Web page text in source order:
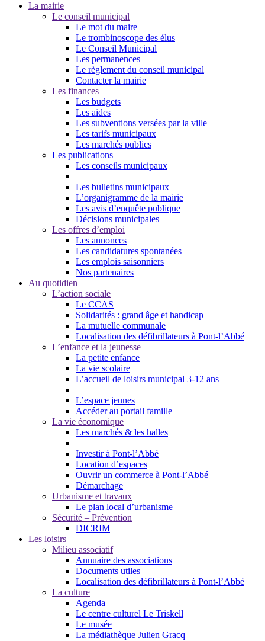
La mairie
Le conseil municipal
Le mot du maire
Le trombinoscope des élus
Le Conseil Municipal
Les permanences
Le règlement du conseil municipal
Contacter la mairie
Les finances
Les budgets
Les aides
Les subventions versées par la ville
Les tarifs municipaux
Les marchés publics
Les publications
Les conseils municipaux
Les bulletins municipaux
L’organigramme de la mairie
Les avis d’enquête publique
Décisions municipales
Les offres d’emploi
Les annonces
Les candidatures spontanées
Les emplois saisonniers
Nos partenaires
Au quotidien
L’action sociale
Le CCAS
Solidarités : grand âge et handicap
La mutuelle communale
Localisation des défibrillateurs à Pont-l’Abbé
L’enfance et la jeunesse
La petite enfance
La vie scolaire
L’accueil de loisirs municipal 3-12 ans
L’espace jeunes
Accéder au portail famille
La vie économique
Les marchés & les halles
Investir à Pont-l’Abbé
Location d’espaces
Ouvrir un commerce à Pont-l’Abbé
Démarchage
Urbanisme et travaux
Le plan local d’urbanisme
Sécurité – Prévention
DICRIM
Les loisirs
Milieu associatif
Annuaire des associations
Documents utiles
Localisation des défibrillateurs à Pont-l’Abbé
La culture
Agenda
Le centre culturel Le Triskell
Le musée
La médiathèque Julien Gracq